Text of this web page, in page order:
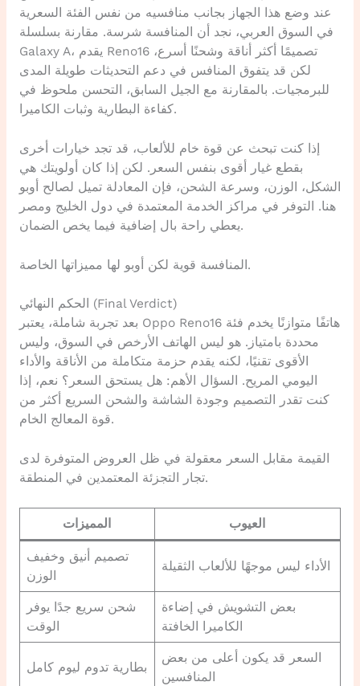
عند وضع هذا الجهاز بجانب منافسيه من نفس الفئة السعرية
في السوق العربي، نجد أن المنافسة شرسة. مقارنة بسلسلة
Galaxy A، يقدم Reno16 تصميمًا أكثر أناقة وشحنًا أسرع،
لكن قد يتفوق المنافس في دعم التحديثات طويلة المدى
للبرمجيات. بالمقارنة مع الجيل السابق، التحسن ملحوظ في
كفاءة البطارية وثبات الكاميرا.
إذا كنت تبحث عن قوة خام للألعاب، قد تجد خيارات أخرى
بقطع غيار أقوى بنفس السعر. لكن إذا كان أولويتك هي
الشكل، الوزن، وسرعة الشحن، فإن المعادلة تميل لصالح أوبو
هنا. التوفر في مراكز الخدمة المعتمدة في دول الخليج ومصر
يعطي راحة بال إضافية فيما يخص الضمان.
المنافسة قوية لكن أوبو لها مميزاتها الخاصة.
الحكم النهائي (Final Verdict)
بعد تجربة شاملة، يعتبر Oppo Reno16 هاتفًا متوازنًا يخدم فئة
محددة بامتياز. هو ليس الهاتف الأرخص في السوق، وليس
الأقوى تقنيًا، لكنه يقدم حزمة متكاملة من الأناقة والأداء
اليومي المريح. السؤال الأهم: هل يستحق السعر؟ نعم، إذا
كنت تقدر التصميم وجودة الشاشة والشحن السريع أكثر من
قوة المعالج الخام.
القيمة مقابل السعر معقولة في ظل العروض المتوفرة لدى
تجار التجزئة المعتمدين في المنطقة.
المميزات العيوب
تصميم أنيق وخفيف
الوزن
الأداء ليس موجهًا للألعاب الثقيلة
شحن سريع جدًا يوفر
الوقت
بعض التشويش في إضاءة
الكاميرا الخافتة
بطارية تدوم ليوم كامل
السعر قد يكون أعلى من بعض
المنافسين